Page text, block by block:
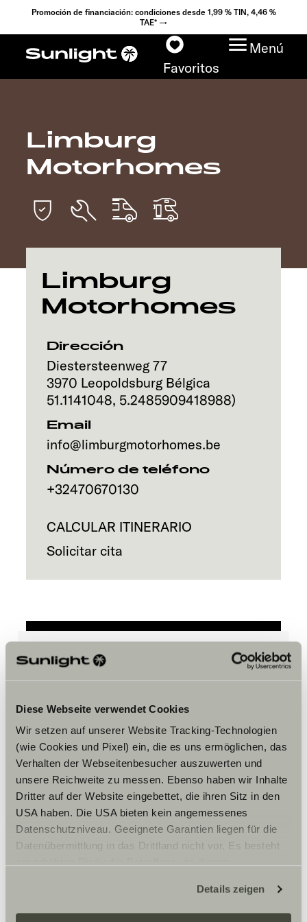
Diese Webseite verwendet Cookies
Wir setzen auf unserer Website Tracking-Technologien
(wie Cookies und Pixel) ein, die es uns ermöglichen, das
Verhalten der Webseitenbesucher auszuwerten und
unsere Reichweite zu messen. Ebenso haben wir Inhalte
Dritter auf der Website eingebettet, die ihren Sitz in den
USA haben. Die USA bieten kein angemessenes
Datenschutzniveau. Geeignete Garantien liegen für die
Datenübermittlung in das Drittland nicht vor. Es besteht
zustehen. Eingesetzte Dienstleister können Daten für
eigene Zwecke verarbeiten und mit anderen Daten
Details zeigen
Promoción de financiación: condiciones desde 1,99 % TIN, 4,46 %
TAE* →
Favoritos
Menú
Modelos
Configurador
Encuentra tu Sunlight
Búsqueda de
concesionarios
Descubrir
Servicio
Limburg
Motorhomes
Limburg
Motorhomes
Dirección
Diestersteenweg 77
3970 Leopoldsburg Bélgica
51.1141048, 5.2485909418988)
Email
info@limburgmotorhomes.be
Número de teléfono
+32470670130
CALCULAR ITINERARIO
Solicitar cita
Hay que aceptar los cookies de
Ajustes de cookies